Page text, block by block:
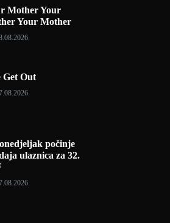
Mother Your
Your Mother
Get Out
počinje
ulaznica za 32.